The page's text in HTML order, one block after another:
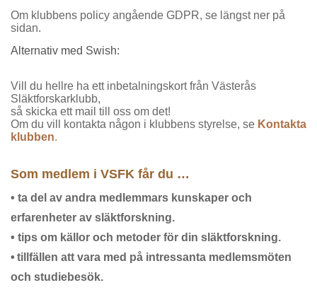
Om klubbens policy angående GDPR, se längst ner på
sidan.
Alternativ med Swish:
Vill du hellre ha ett inbetalningskort från Västerås
Släktforskarklubb,
så skicka ett mail till oss om det!
Om du vill kontakta någon i klubbens styrelse, se Kontakta
klubben.
Som medlem i VSFK får du …
• ta del av andra medlemmars kunskaper och
erfarenheter av släktforskning.
• tips om källor och metoder för din släktforskning.
• tillfällen att vara med på intressanta medlemsmöten
och studiebesök.